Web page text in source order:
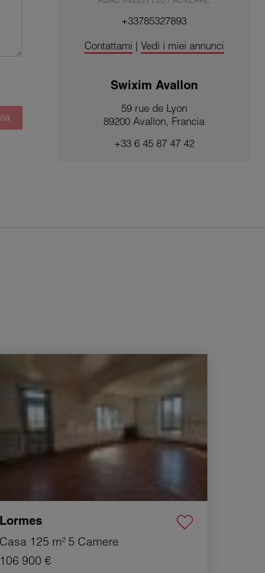
+33785327893
Contattami | Vedi i miei annunci
Swixim Avallon
59 rue de Lyon
89200 Avallon, Francia
+33 6 45 87 47 42
Lormes
Casa 125 m² 5 Camere
106 900 €